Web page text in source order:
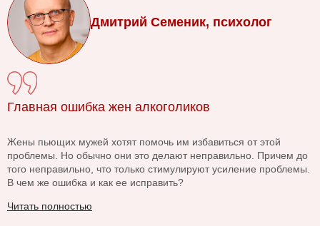
Дмитрий Семеник, психолог
Главная ошибка жен алкоголиков
Жены пьющих мужей хотят помочь им избавиться от этой
проблемы. Но обычно они это делают неправильно. Причем до
того неправильно, что только стимулируют усиление проблемы.
В чем же ошибка и как ее исправить?
Читать полностью